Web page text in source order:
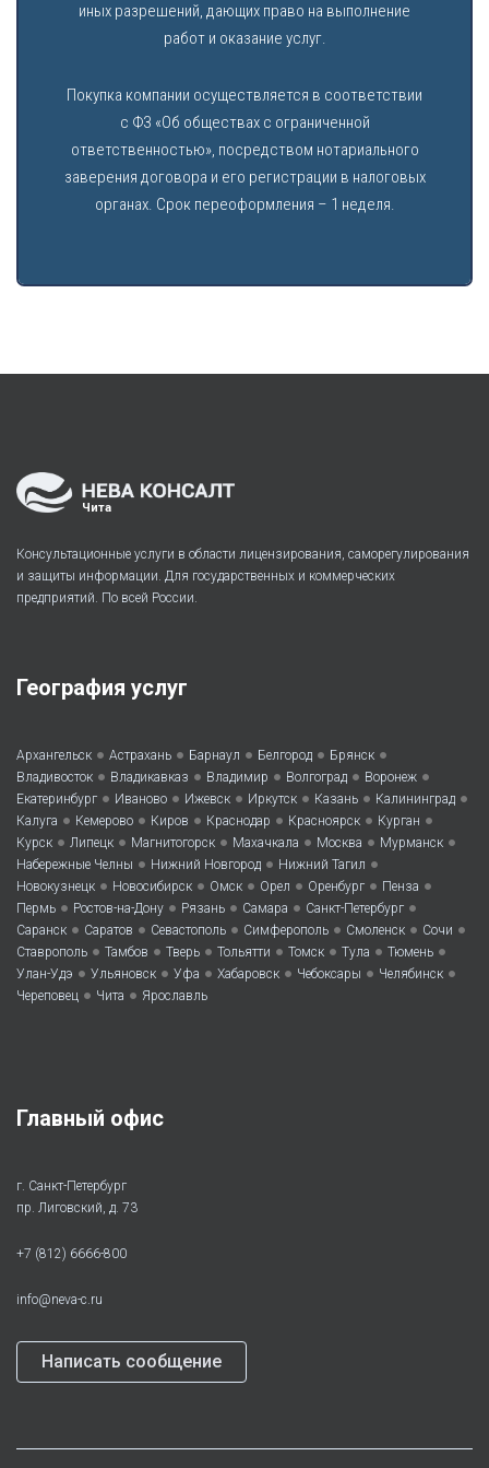
иных разрешений, дающих право на выполнение
работ и оказание услуг.
Покупка компании осуществляется в соответствии
с ФЗ «Об обществах с ограниченной
ответственностью», посредством нотариального
заверения договора и его регистрации в налоговых
органах. Срок переоформления – 1 неделя.
Чита
Консультационные услуги в области лицензирования, саморегулирования
и защиты информации. Для государственных и коммерческих
предприятий. По всей России.
География услуг
Архангельск • Астрахань • Барнаул • Белгород • Брянск •
Владивосток • Владикавказ • Владимир • Волгоград • Воронеж •
Екатеринбург • Иваново • Ижевск • Иркутск • Казань • Калининград •
Калуга • Кемерово • Киров • Краснодар • Красноярск • Курган •
Курск • Липецк • Магнитогорск • Махачкала • Москва • Мурманск •
Набережные Челны • Нижний Новгород • Нижний Тагил •
Новокузнецк • Новосибирск • Омск • Орел • Оренбург • Пенза •
Пермь • Ростов-на-Дону • Рязань • Самара • Санкт-Петербург •
Саранск • Саратов • Севастополь • Симферополь • Смоленск • Сочи •
Ставрополь • Тамбов • Тверь • Тольятти • Томск • Тула • Тюмень •
Улан-Удэ • Ульяновск • Уфа • Хабаровск • Чебоксары • Челябинск •
Череповец • Чита • Ярославль
Главный офис
г. Санкт-Петербург
пр. Лиговский, д. 73
+7 (812) 6666-800
info@neva-c.ru
Написать сообщение